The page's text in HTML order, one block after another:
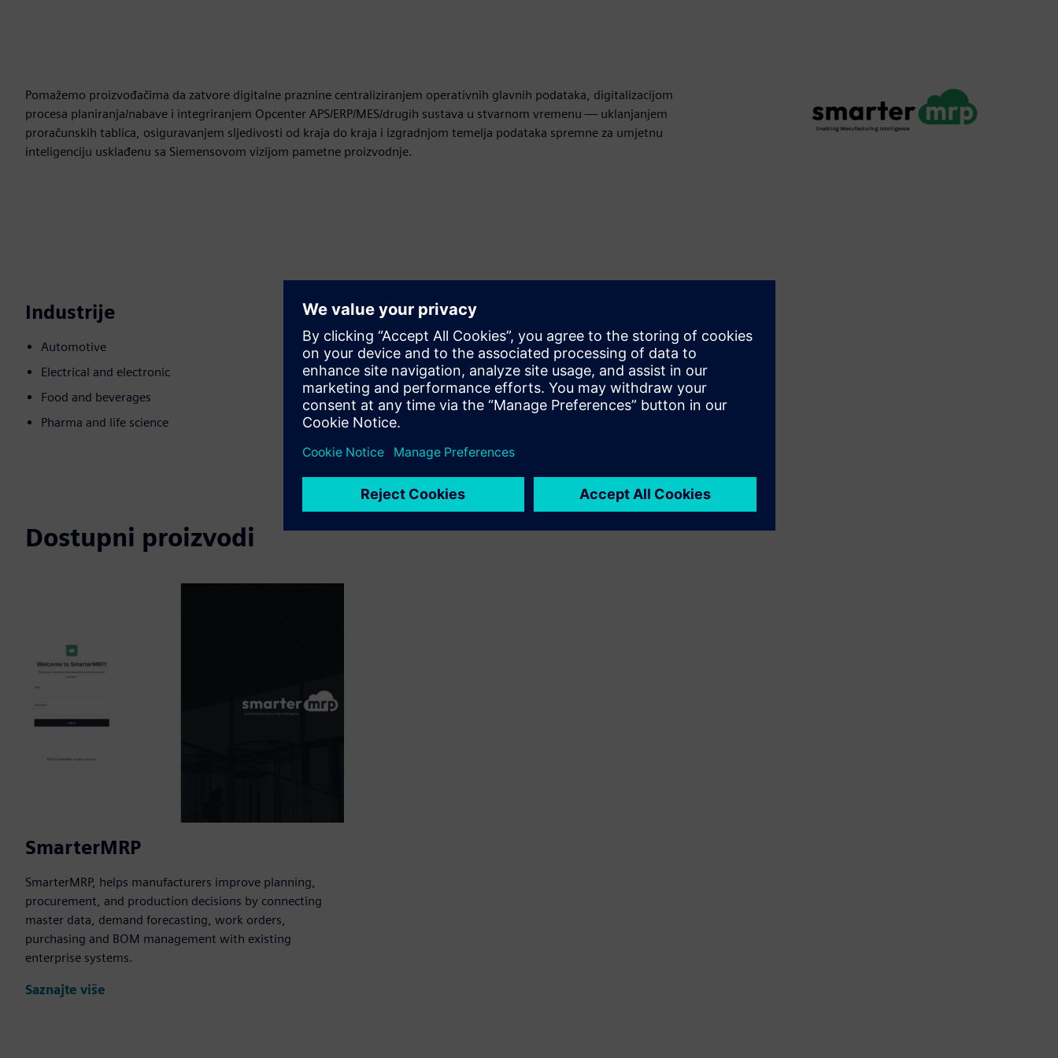
Pomažemo proizvođačima da zatvore digitalne praznine centraliziranjem operativnih glavnih podataka, digitalizacijom
procesa planiranja/nabave i integriranjem Opcenter APS/ERP/MES/drugih sustava u stvarnom vremenu — uklanjanjem
proračunskih tablica, osiguravanjem sljedivosti od kraja do kraja i izgradnjom temelja podataka spremne za umjetnu
inteligenciju usklađenu sa Siemensovom vizijom pametne proizvodnje.
Industrije
Automotive
Electrical and electronic
Food and beverages
Pharma and life science
Kretanje
Build
Proširuje ili nadograđuje Siemens Xcelerator
proizvod/rješenje stvaranjem novog proizvoda ili stvara
novo korisničko rješenje integracijom Siemens Xcelerator
proizvoda i vlastitog proizvoda
Dostupni proizvodi
SmarterMRP
SmarterMRP, helps manufacturers improve planning,
procurement, and production decisions by connecting
master data, demand forecasting, work orders,
purchasing and BOM management with existing
enterprise systems.
Saznajte više